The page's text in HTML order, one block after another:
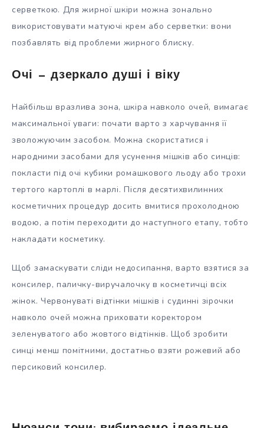
серветкою. Для жирної шкіри можна зонально
використовувати матуючі крем або серветки: вони
позбавлять від проблеми жирного блиску.
Очі — дзеркало душі і віку
Найбільш вразлива зона, шкіра навколо очей, вимагає
максимальної уваги: почати варто з харчування її
зволожуючим засобом. Можна скористатися і
народними засобами для усунення мішків або синців:
покласти під очі кубики ромашкового льоду або трохи
тертого картоплі в марлі. Після десятихвилинних
косметичних процедур досить вмитися прохолодною
водою, а потім переходити до наступного етапу, тобто
накладати косметику.
Щоб замаскувати сліди недосипання, варто взятися за
консилер, паличку-виручалочку в косметичці всіх
жінок. Червонуваті відтінки мішків і судинні зірочки
навколо очей можна приховати коректором
зеленуватого або жовтого відтінків. Щоб зробити
синці менш помітними, достатньо взяти рожевий або
персиковий консилер.